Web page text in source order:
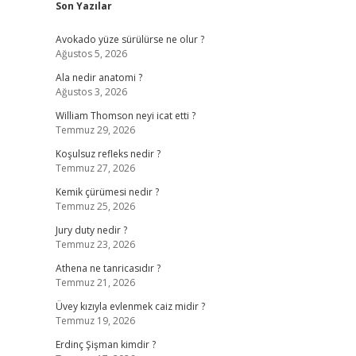
Son Yazılar
Avokado yüze sürülürse ne olur ?
Ağustos 5, 2026
Ala nedir anatomi ?
Ağustos 3, 2026
William Thomson neyi icat etti ?
Temmuz 29, 2026
Koşulsuz refleks nedir ?
Temmuz 27, 2026
Kemik çürümesi nedir ?
Temmuz 25, 2026
Jury duty nedir ?
Temmuz 23, 2026
Athena ne tanricasıdır ?
Temmuz 21, 2026
Üvey kızıyla evlenmek caiz midir ?
Temmuz 19, 2026
Erdinç Şişman kimdir ?